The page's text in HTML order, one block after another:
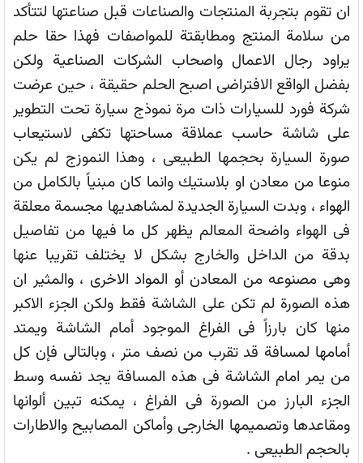
ان تقوم بتجربة المنتجات والصناعات قبل صناعتها لتتأكد
من سلامة المنتج ومطابقتة للمواصفات فهذا حقا حلم
يراود رجال الاعمال واصحاب الشركات الصناعية ولكن
بفضل الواقع الافتراضى اصبح الحلم حقيقة ، حين عرضت
شركة فورد للسيارات ذات مرة نموذج سيارة تحت التطوير
على شاشة حاسب عملاقة مساحتها تكفى لاستيعاب
صورة السيارة بحجمها الطبيعى ، وهذا النموزج لم يكن
منوعا من معادن او بلاستيك وانما كان مبنياً بالكامل من
الهواء ، وبدت السيارة الجديدة لمشاهديها مجسمة معلقة
فى الهواء واضحة المعالم يظهر كل ما فيها من تفاصيل
بدقة من الداخل والخارج بشكل لا يختلف تقريبا عنها
وهى مصنوعه من المعادن أو المواد الاخرى ، والمثير ان
هذه الصورة لم تكن على الشاشة فقط ولكن الجزء الاكبر
منها كان بارزاً فى الفراغ الموجود أمام الشاشة ويمتد
أمامها لمسافة قد تقرب من نصف متر ، وبالتالى فإن كل
من يمر امام الشاشة فى هذه المسافة يجد نفسه وسط
الجزء البارز من الصورة فى الفراغ ، يمكنه تبين ألوانها
ومقاعدها وتصميمها الخارجى وأماكن المصابيح والاطارات
بالحجم الطبيعى .